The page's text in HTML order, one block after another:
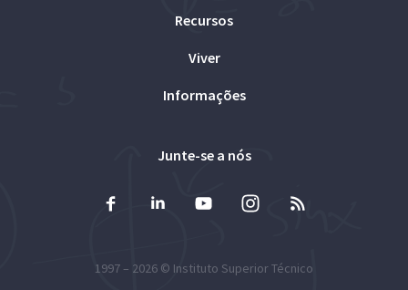
Recursos
Viver
Informações
Junte-se a nós
1997 – 2026 © Instituto Superior Técnico